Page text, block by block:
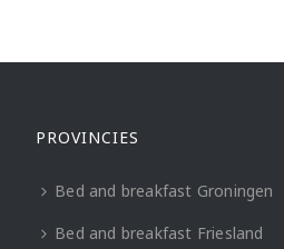
PROVINCIES
Bed and breakfast Groningen
Bed and breakfast Friesland